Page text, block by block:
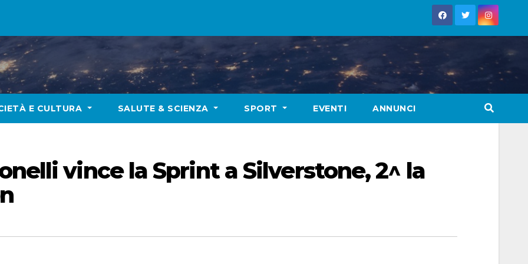
E CULTURA SALUTE & SCIENZA SPORT EVENTI ANNUNCI
vince la Sprint a Silverstone, 2^ la